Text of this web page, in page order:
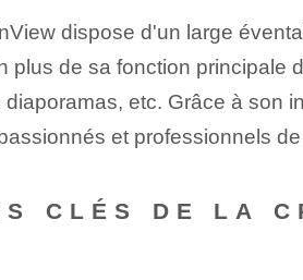
dispose d'un large
plus de sa fonction principale
etc. Grâce à son
et professionnels
CLÉS DE LA